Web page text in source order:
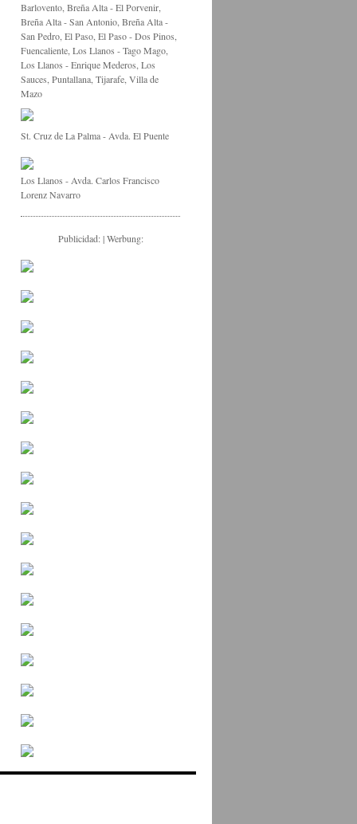
Barlovento, Breña Alta - El Porvenir,
Breña Alta - San Antonio, Breña Alta -
San Pedro, El Paso, El Paso - Dos Pinos,
Fuencaliente, Los Llanos - Tago Mago,
Los Llanos - Enrique Mederos, Los
Sauces, Puntallana, Tijarafe, Villa de
Mazo
St. Cruz de La Palma - Avda. El Puente
Los Llanos - Avda. Carlos Francisco
Lorenz Navarro
Publicidad: | Werbung: